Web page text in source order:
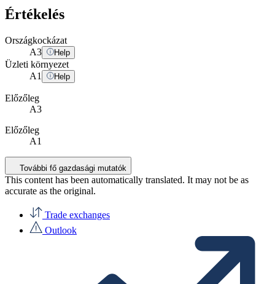
Értékelés
Országkockázat
A3 Help
Üzleti környezet
A1 Help
Előzőleg
A3
Előzőleg
A1
További fő gazdasági mutatók
This content has been automatically translated. It may not be as
accurate as the original.
Trade exchanges
Outlook